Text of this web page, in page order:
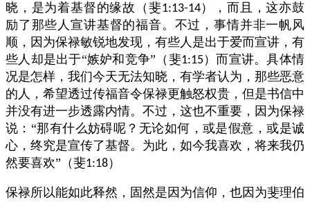
晓，是为着基督的缘故（斐1:13-14），而且，这亦鼓
励了那些人宣讲基督的福音。不过，事情并非一帆风
顺，因为保禄敏锐地发现，有些人是出于爱而宣讲，有
些人却是出于“嫉妒和竞争”（斐1:15 ）而宣讲。具体情
况是怎样，我们今天无法知晓，有学者认为，那些恶意
的人，希望透过传福音令保禄更触怒权贵，但是书信中
并没有进一步透露内情。不过，这也不重要，因为保禄
说：“那有什么妨碍呢？无论如何，或是假意，或是诚
心，终究是宣传了基督。为此，如今我喜欢，将来我仍
然要喜欢”（斐1:18）
保禄所以能如此释然，固然是因为信仰，也因为斐理伯